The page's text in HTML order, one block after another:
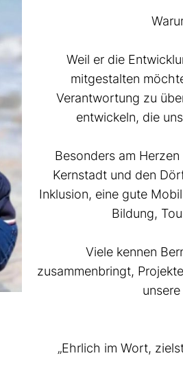
Weil er die
mitgestalten
Verantwortung zu
entwickeln, die
Besonders am
Kernstadt und den
Inklusion, eine gute
Bildung,
Viele kennen
zusammenbringt,
„Ehrlich im Wort,